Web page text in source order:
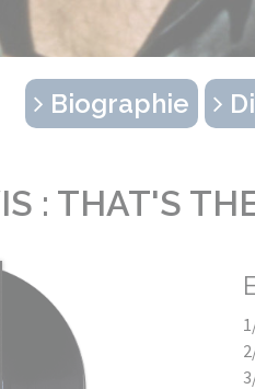
Biographie
: THAT'S